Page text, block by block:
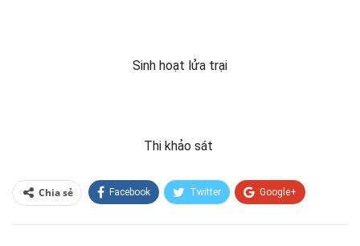
Sinh hoạt lửa trại
Thi khảo sát
Chia sẻ Facebook Twitter Google+